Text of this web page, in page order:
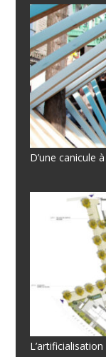
D’une canicule